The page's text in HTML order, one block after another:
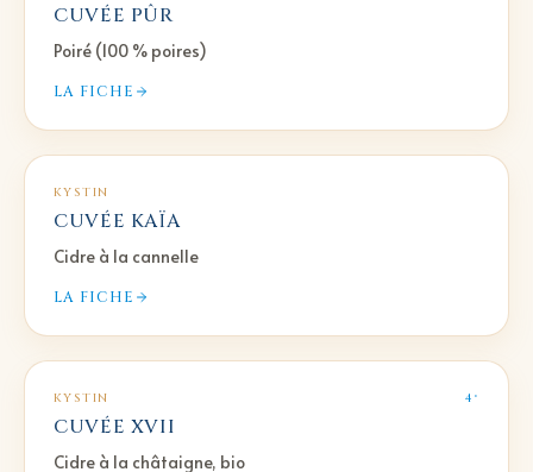
CUVÉE PÛR
Poiré (100 % poires)
LA FICHE
KYSTIN
CUVÉE KAÏA
Cidre à la cannelle
LA FICHE
KYSTIN 4°
CUVÉE XVII
Cidre à la châtaigne, bio